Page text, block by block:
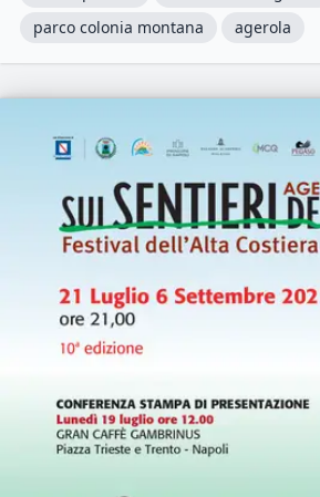
parco colonia montana
agerola